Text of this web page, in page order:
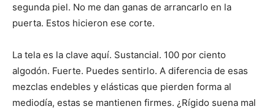
segunda piel. No me dan ganas de arrancarlo en la
puerta. Estos hicieron ese corte.
La tela es la clave aquí. Sustancial. 100 por ciento
algodón. Fuerte. Puedes sentirlo. A diferencia de esas
mezclas endebles y elásticas que pierden forma al
mediodía, estas se mantienen firmes. ¿Rígido suena mal